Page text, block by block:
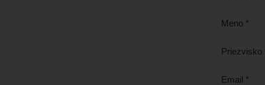
Meno *
Priezvisko
Email *